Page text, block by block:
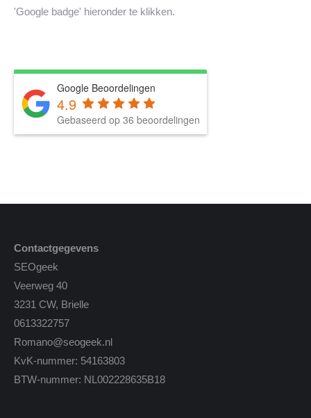
'Google badge' hieronder te klikken.
Google Beoordelingen
4.9
Gebaseerd op 36 beoordelingen
Contactgegevens
SEOgeek
Veerweg 40
3231 CW, Brielle
0613322757
Romano@seogeek.nl
KvK-nummer: 54163803
BTW-nummer: NL002228635B18